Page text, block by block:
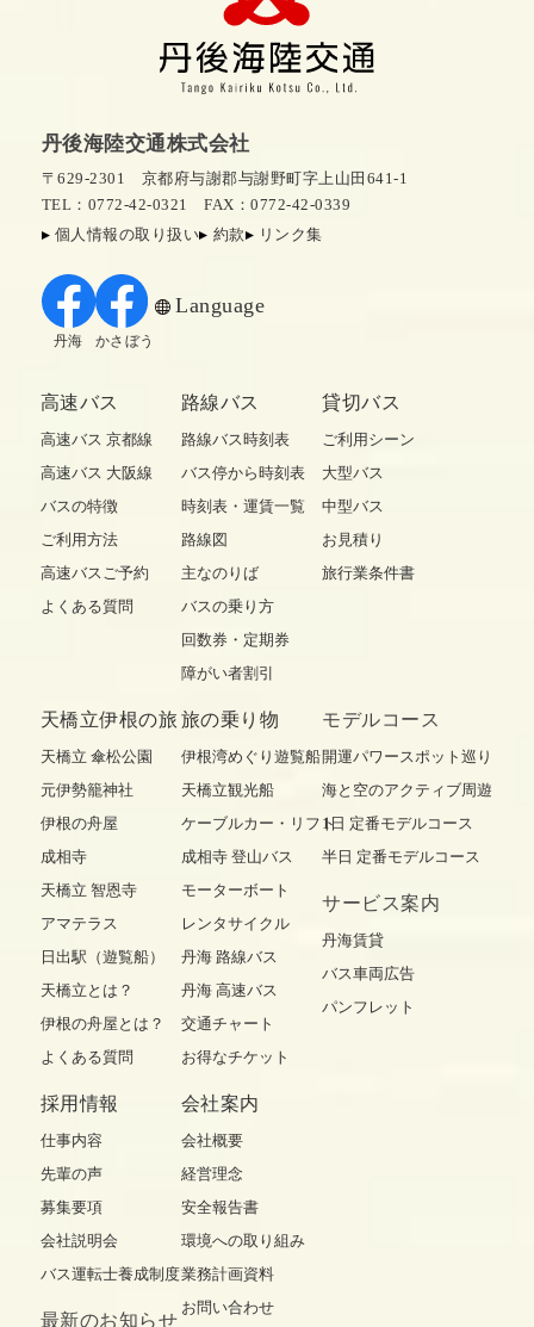
丹後海陸交通株式会社
〒629-2301 京都府与謝郡与謝野町字上山田641-1
TEL：0772-42-0321
FAX：0772-42-0339
個人情報の取り扱い
約款 リンク集
Language
丹海 かさぼう
高速バス
高速バス 京都線
高速バス 大阪線
バスの特徴
ご利用方法
高速バスご予約
よくある質問
路線バス
路線バス時刻表
バス停から時刻表
時刻表・運賃一覧
路線図
主なのりば
バスの乗り方
回数券・定期券
障がい者割引
貸切バス
ご利用シーン
大型バス
中型バス
お見積り
旅行業条件書
天橋立伊根の旅
天橋立 傘松公園
元伊勢籠神社
伊根の舟屋
成相寺
天橋立 智恩寺
アマテラス
日出駅（遊覧船）
天橋立とは？
伊根の舟屋とは？
よくある質問
旅の乗り物
伊根湾めぐり遊覧船
天橋立観光船
ケーブルカー・リフト
成相寺 登山バス
モーターボート
レンタサイクル
丹海 路線バス
丹海 高速バス
交通チャート
お得なチケット
モデルコース
開運パワースポット巡り
海と空のアクティブ周遊
1日 定番モデルコース
半日 定番モデルコース
サービス案内
丹海賃貸
バス車両広告
パンフレット
採用情報
仕事内容
先輩の声
募集要項
会社説明会
バス運転士養成制度
最新のお知らせ
会社案内
会社概要
経営理念
安全報告書
環境への取り組み
業務計画資料
お問い合わせ